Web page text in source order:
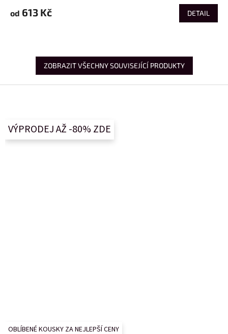
od 613 Kč DETAIL
ZOBRAZIT VŠECHNY SOUVISEJÍCÍ PRODUKTY
VÝPRODEJ AŽ -80% ZDE
OBLÍBENÉ KOUSKY ZA NEJLEPŠÍ CENY